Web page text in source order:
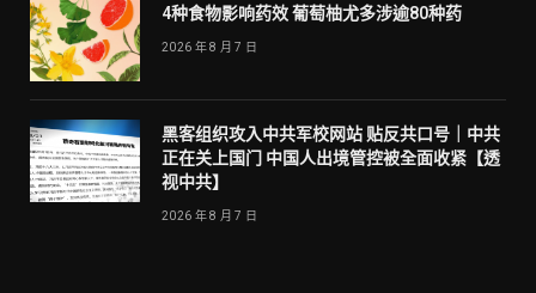
4种食物影响药效 葡萄柚尤多涉逾80种药
2026 年 8 月 7 日
黑客组织攻入中共军校网站 贴反共口号｜中共
正在关上国门 中国人出境管控被全面收紧【透
视中共】
2026 年 8 月 7 日